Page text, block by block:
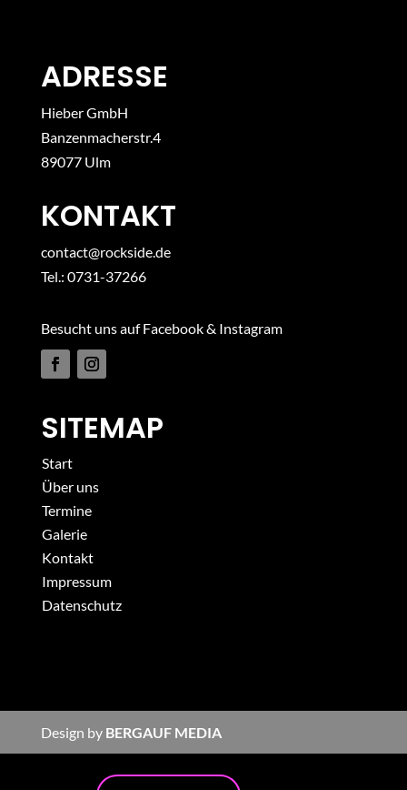
ADRESSE
Hieber GmbH
Banzenmacherstr.4
89077 Ulm
KONTAKT
contact@rockside.de
Tel.: 0731-37266
Besucht uns auf Facebook & Instagram
SITEMAP
Start
Über uns
Termine
Galerie
Kontakt
Impressum
Datenschutz
Design by BERGAUF MEDIA